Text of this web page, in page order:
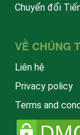
Chuyển đổi
VỀ CHÚNG
Liên hệ
Privacy policy
Terms and